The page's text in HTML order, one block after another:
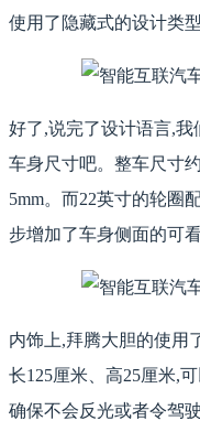
使用了隐藏式的设计类型
好了,说完了设计语言,
车身尺寸吧。整车尺寸
5mm。而22英寸的轮圈
步增加了车身侧面的可看
内饰上,拜腾大胆的使用
长125厘米、高25厘米,
确保不会反光或者令驾